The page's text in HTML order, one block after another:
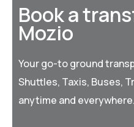
Book a
Mozio
Your go-to ground
Shuttles, Taxis, Buses,
anytime and everywhere.